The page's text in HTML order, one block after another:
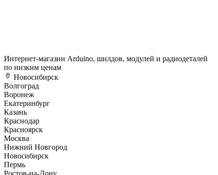
Интернет-магазин Arduino, шилдов, модулей и радиодеталей
по низким ценам
Новосибирск
Волгоград
Воронеж
Екатеринбург
Казань
Краснодар
Красноярск
Москва
Нижний Новгород
Новосибирск
Пермь
Ростов-на-Дону